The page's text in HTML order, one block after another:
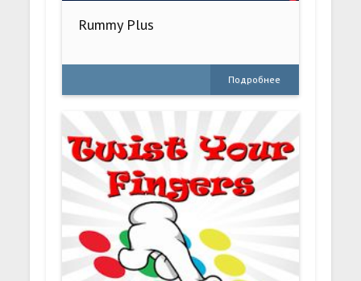
Rummy Plus
Подробнее